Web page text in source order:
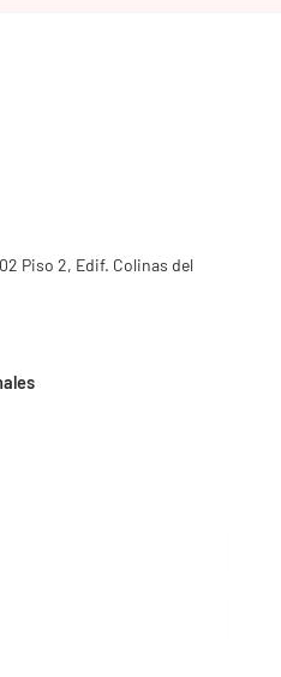
Piso 2, Edif. Colinas del